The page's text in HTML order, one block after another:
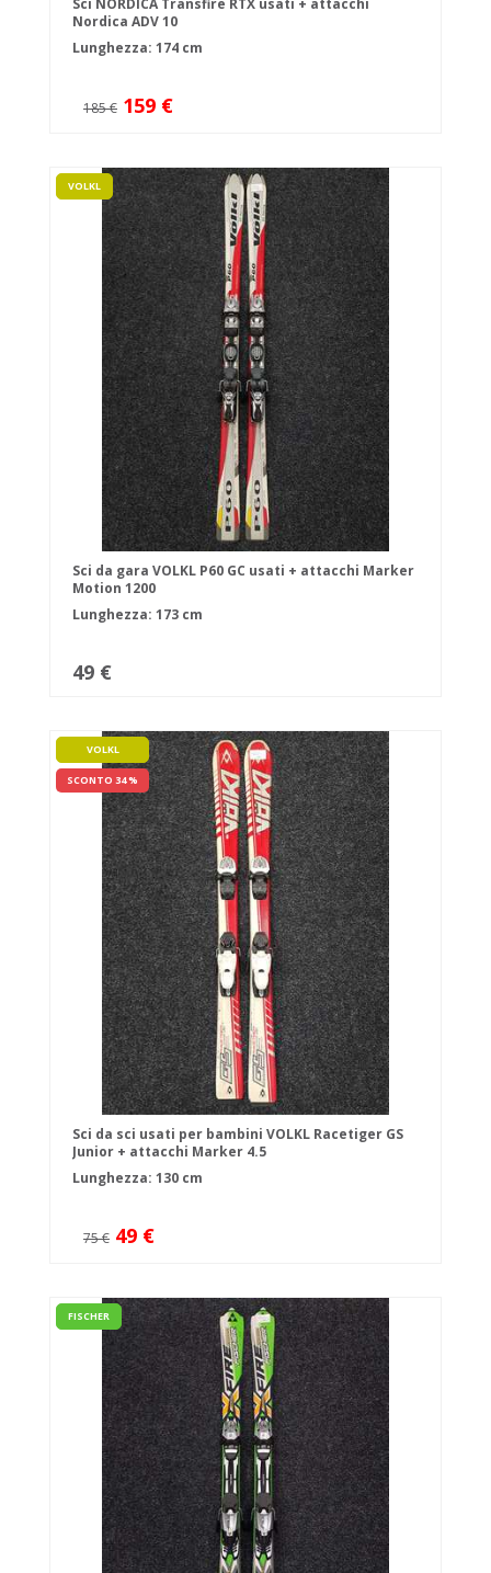
Sci NORDICA Transfire RTX usati + attacchi
Nordica ADV 10
Lunghezza: 174 cm
185 € 159 €
VOLKL
Sci da gara VOLKL P60 GC usati + attacchi Marker
Motion 1200
Lunghezza: 173 cm
49 €
VOLKL
SCONTO 34 %
Sci da sci usati per bambini VOLKL Racetiger GS
Junior + attacchi Marker 4.5
Lunghezza: 130 cm
75 € 49 €
FISCHER